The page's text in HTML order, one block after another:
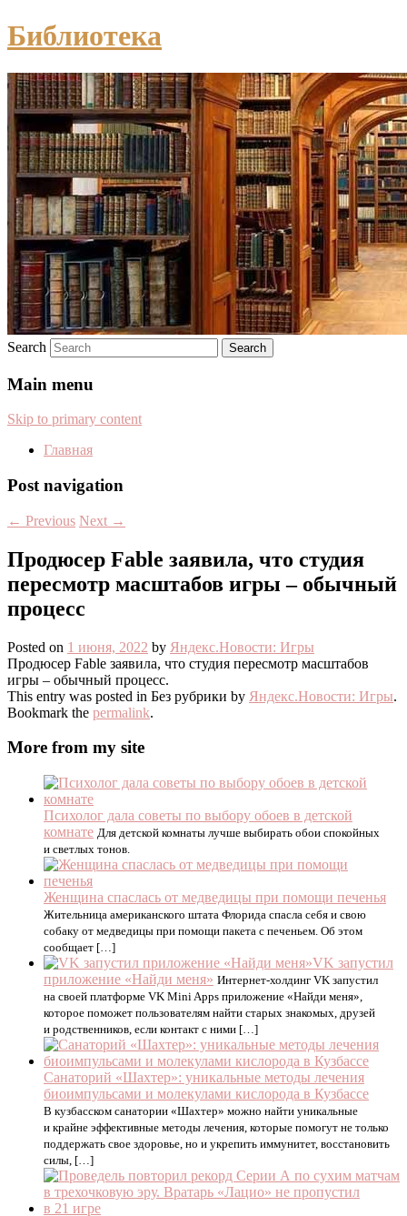
Библиотека
Search
Main menu
Skip to primary content
Главная
Post navigation
← Previous Next →
Продюсер Fable заявила, что студия
пересмотр масштабов игры – обычный
процесс
Posted on 1 июня, 2022 by Яндекс.Новости: Игры
Продюсер Fable заявила, что студия пересмотр масштабов
игры – обычный процесс.
This entry was posted in Без рубрики by Яндекс.Новости: Игры.
Bookmark the permalink.
More from my site
Психолог дала советы по выбору обоев в детской
комнате Для детской комнаты лучше выбирать обои спокойных
и светлых тонов.
Женщина спаслась от медведицы при помощи печенья
Жительница американского штата Флорида спасла себя и свою
собаку от медведицы при помощи пакета с печеньем. Об этом
сообщает […]
VK запустил
приложение «Найди меня» Интернет-холдинг VK запустил
на своей платформе VK Mini Apps приложение «Найди меня»,
которое поможет пользователям найти старых знакомых, друзей
и родственников, если контакт с ними […]
Санаторий «Шахтер»: уникальные методы лечения
биоимпульсами и молекулами кислорода в Кузбассе
В кузбасском санатории «Шахтер» можно найти уникальные
и крайне эффективные методы лечения, которые помогут не только
поддержать свое здоровье, но и укрепить иммунитет, восстановить
силы, […]